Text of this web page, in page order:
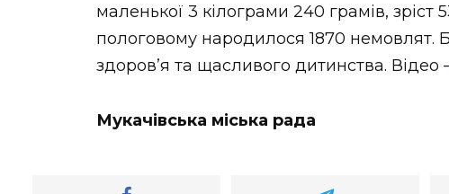
маленької 3 кілограми 240 грамів,
пологовому народилося 1870
здоров’я та щасливого дитинства. Відео
Мукачівська міська рада